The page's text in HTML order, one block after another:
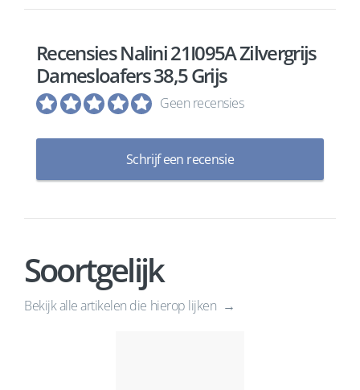
Recensies Nalini 21I095A Zilvergrijs
Damesloafers 38,5 Grijs
Geen recensies
Schrijf een recensie
Soortgelijk
Bekijk alle artikelen die hierop lijken